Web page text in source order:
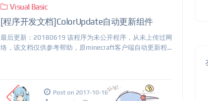
Visual Basic
[程序开发文档]ColorUpdate自动更新组件
最后更新：20180619 该程序为未公开程序，从未上传过网
络，该文档仅供参考帮助，原minecraft客户端自动更新程...
Post on 2017-10-16